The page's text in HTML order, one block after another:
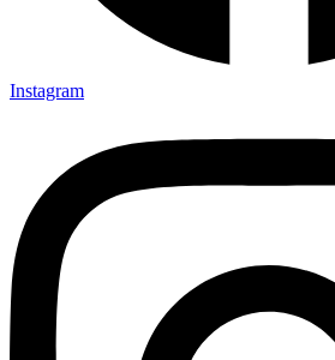
Instagram